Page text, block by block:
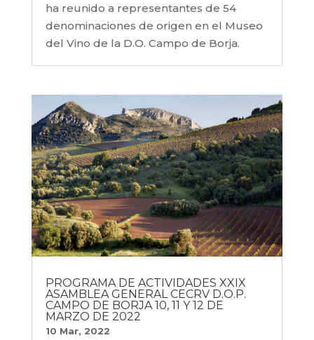
ha reunido a representantes de 54
denominaciones de origen en el Museo
del Vino de la D.O. Campo de Borja.
PROGRAMA DE ACTIVIDADES XXIX
ASAMBLEA GENERAL CECRV D.O.P.
CAMPO DE BORJA 10, 11 Y 12 DE
MARZO DE 2022
10 Mar, 2022